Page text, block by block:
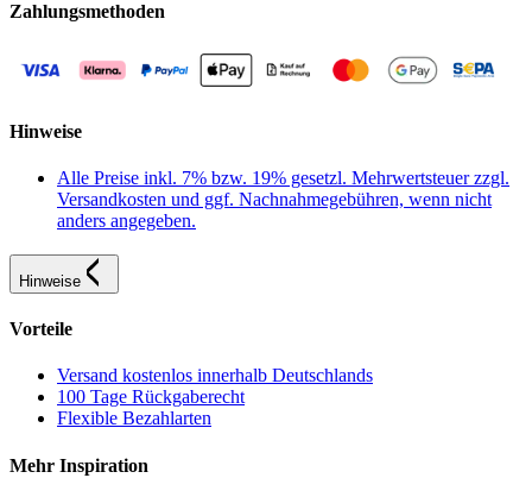
Zahlungsmethoden
Hinweise
Alle Preise inkl. 7% bzw. 19% gesetzl. Mehrwertsteuer zzgl.
Versandkosten und ggf. Nachnahmegebühren, wenn nicht
anders angegeben.
Hinweise
Vorteile
Versand kostenlos innerhalb Deutschlands
100 Tage Rückgaberecht
Flexible Bezahlarten
Mehr Inspiration